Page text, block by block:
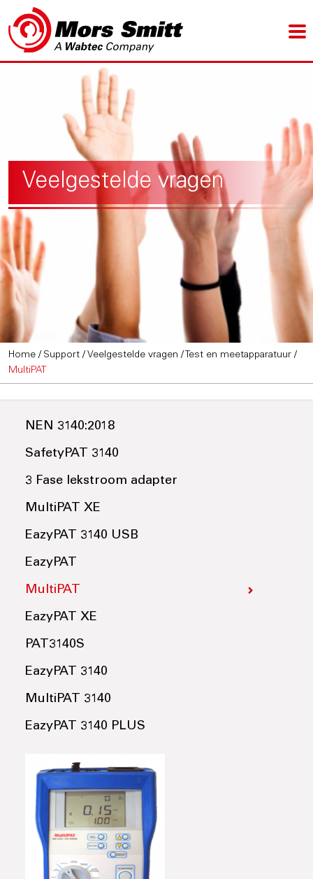
Veelgestelde vragen
Home / Support / Veelgestelde vragen / Test en meetapparatuur /
MultiPAT
NEN 3140:2018
SafetyPAT 3140
3 Fase lekstroom adapter
MultiPAT XE
EazyPAT 3140 USB
EazyPAT
MultiPAT
EazyPAT XE
PAT3140S
EazyPAT 3140
MultiPAT 3140
EazyPAT 3140 PLUS